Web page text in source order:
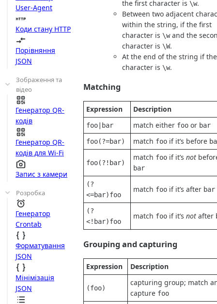
User-Agent
Коди стану HTTP
Порівняння
JSON
Зображення та
відео
Генератор QR-
кодів
Генератор QR-
кодів для Wi-Fi
Запис з камери
Розробка
Генератор
Crontab
Форматування
JSON
Мінімізація
JSON
the first character is \w.
Between two adjacent
within the string, if the first
character is \wand the
character is \W.
At the end of the string if
character is \w.
Matching
Expression Description
foo|bar match either foo or bar
foo(?=bar) match foo if it’s before
foo(?!bar)
match foo if it’s not
bar
(?
<=bar)foo
match foo if it’s after bar
(?
<!bar)foo
match foo if it’s not after
Grouping and capturing
Expression Description
(foo)
capturing group; match
capture foo